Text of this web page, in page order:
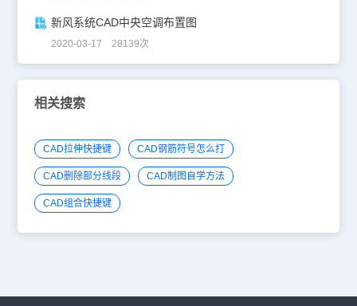
新风系统CAD中央空调布置图
2020-03-17 28139次
相关搜索
CAD拉伸快捷键 CAD钢筋符号怎么打
CAD删除部分线段 CAD制图自学方法
CAD组合快捷键